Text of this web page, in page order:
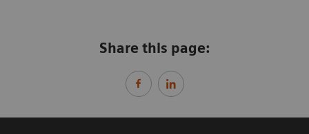
Share this page: